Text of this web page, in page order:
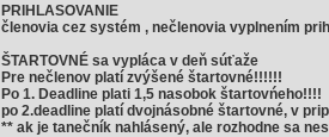
PRIHLASOVANIE
členovia cez systém , nečlenovia vyplnením
ŠTARTOVNÉ sa vypláca v deň súťaže
Pre nečlenov platí zvýšené štartovné!!!!!!
Po 1. Deadline plati 1,5 nasobok štartovńeho!!!!
po 2.deadline platí dvojnásobné štartovné, v
** ak je tanečník nahlásený, ale rozhodne sa